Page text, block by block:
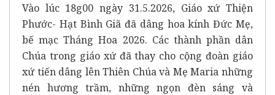
Vào lúc 18g00 ngày 31.5.2026, Giáo xứ Thiện
Phước- Hạt Bình Giã đã dâng hoa kính Đức Mẹ,
bế mạc Tháng Hoa 2026. Các thành phần dân
Chúa trong giáo xứ đã thay cho cộng đoàn giáo
xứ tiến dâng lên Thiên Chúa và Mẹ Maria những
nén hương trầm, những ngọn đèn sáng và